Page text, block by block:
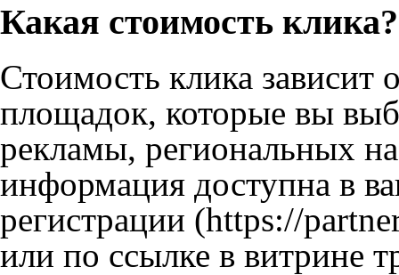
Какая стоимость клика?
Стоимость клика зависит
площадок, которые вы
рекламы, региональных
информация доступна в
регистрации
или по ссылке в витрине